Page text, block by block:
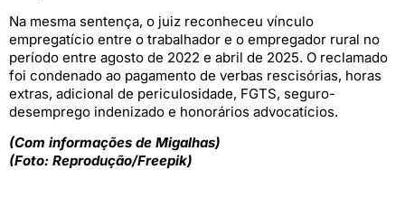
Na mesma sentença, o juiz reconheceu vínculo
empregatício entre o trabalhador e o empregador rural no
período entre agosto de 2022 e abril de 2025. O reclamado
foi condenado ao pagamento de verbas rescisórias, horas
extras, adicional de periculosidade, FGTS, seguro-
desemprego indenizado e honorários advocatícios.
(Com informações de Migalhas)
(Foto: Reprodução/Freepik)